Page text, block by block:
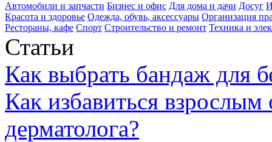
Автомобили и запчасти Бизнес и офис Для дома и дачи Досуг
Красота и здоровье Одежда, обувь, аксессуары Организация
Рестораны, кафе Спорт Строительство и ремонт Техника и
Статьи
Как выбрать бандаж для
Как избавиться
дерматолога?